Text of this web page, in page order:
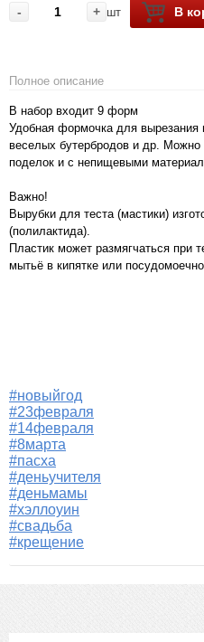
- + шт В
Полное описание
В набор входит 9 форм
Удобная формочка для вырезания
веселых бутербродов и др. Можно
поделок и с непищевыми
Важно!
Вырубки для теста (мастики)
(полилактида).
Пластик может размягчаться при
мытьё в кипятке или
#новыйгод
#23февраля
#14февраля
#8марта
#пасха
#деньучителя
#деньмамы
#хэллоуин
#свадьба
#крещение